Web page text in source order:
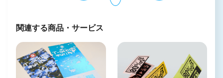
関連する商品・サービス